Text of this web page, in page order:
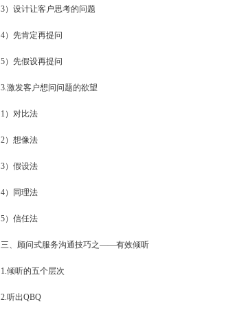
3）设计让客户思考的问题
4）先肯定再提问
5）先假设再提问
3.激发客户想问问题的欲望
1）对比法
2）想像法
3）假设法
4）同理法
5）信任法
三、顾问式服务沟通技巧之——有效倾听
1.倾听的五个层次
2.听出QBQ